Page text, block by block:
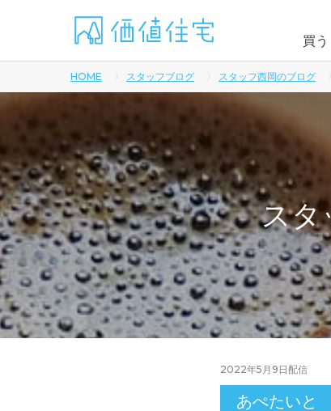
買う
HOME スタッフブログ スタッフ西岡のブログ
スタ
2022年5月9日 配信
あぺたいと